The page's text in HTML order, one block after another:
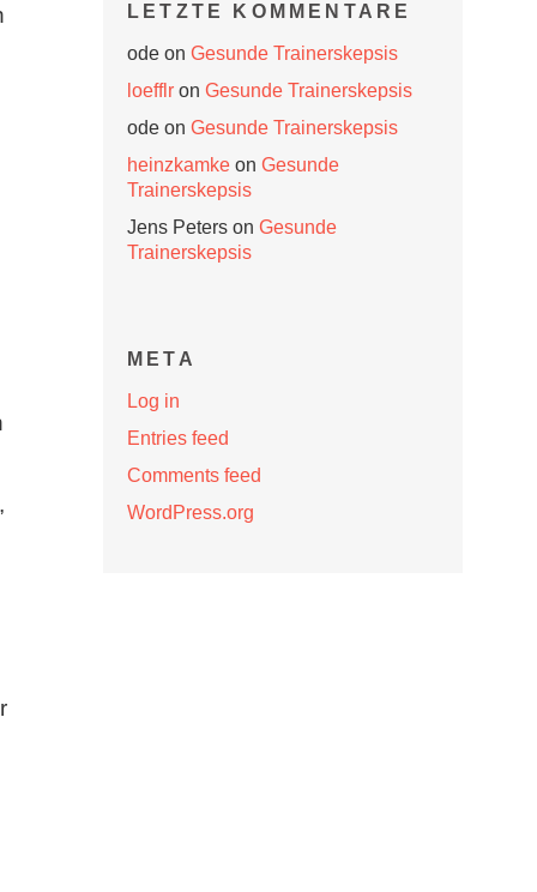
LETZTE KOMMENTARE
ode on Gesunde Trainerskepsis
loefflr on Gesunde Trainerskepsis
ode on Gesunde Trainerskepsis
heinzkamke on Gesunde
Trainerskepsis
Jens Peters on Gesunde
Trainerskepsis
META
Log in
Entries feed
Comments feed
WordPress.org